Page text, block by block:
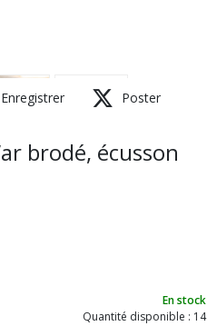
Enregistrer Poster
brodé, écusson
En stock
Quantité disponible : 14